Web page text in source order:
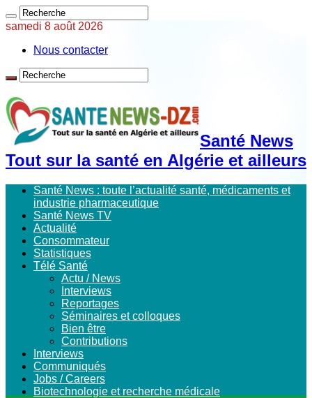
samedi 8 août 2026
Nous contacter
Santé News
Tout sur la santé en Algérie et ailleurs
Santé News : toute l’actualité santé, médicaments et
industrie pharmaceutique
Santé News TV
Actualité
Consommateur
Statistiques
Télé Santé
Actu / News
Interviews
Reportages
Séminaires et colloques
Bien être
Contributions
Interviews
Communiqués
Jobs / Careers
Biotechnologie et recherche médicale